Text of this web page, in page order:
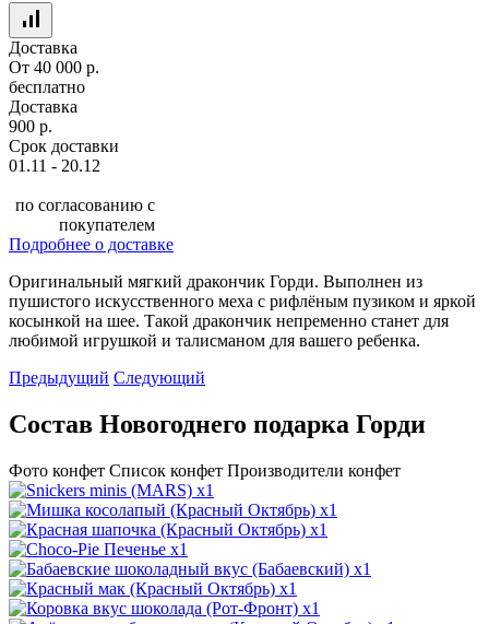
Доставка
От 40 000 р.
бесплатно
Доставка
900 р.
Срок доставки
01.11 - 20.12
по согласованию с
покупателем
Подробнее о доставке
Оригинальный мягкий дракончик Горди. Выполнен из
пушистого искусственного меха с рифлёным пузиком и яркой
косынкой на шее. Такой дракончик непременно станет для
любимой игрушкой и талисманом для вашего ребенка.
Предыдущий Следующий
Состав Новогоднего подарка Горди
Фото конфет Список конфет Производители конфет
x1
x1
x1
x1
x1
x1
x1